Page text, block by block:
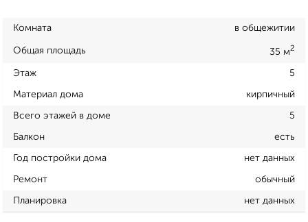
Комната в общежитии
Общая площадь 35 м2
Этаж 5
Материал дома кирпичный
Всего этажей в доме 5
Балкон есть
Год постройки дома нет данных
Ремонт обычный
Планировка нет данных